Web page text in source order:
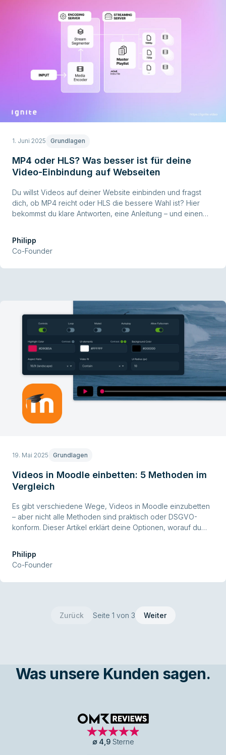
1. Juni 2025 Grundlagen
MP4 oder HLS? Was besser ist für deine
Video-Einbindung auf Webseiten
Du willst Videos auf deiner Website einbinden und fragst
dich, ob MP4 reicht oder HLS die bessere Wahl ist? Hier
bekommst du klare Antworten, eine Anleitung – und einen
Philipp
Co-Founder
19. Mai 2025 Grundlagen
Videos in Moodle einbetten: 5 Methoden im
Vergleich
Es gibt verschiedene Wege, Videos in Moodle einzubetten
– aber nicht alle Methoden sind praktisch oder DSGVO-
konform. Dieser Artikel erklärt deine Optionen, worauf du
einbettest.
Philipp
Co-Founder
Zurück Seite 1 von 3 Weiter
Was unsere Kunden sagen.
OMR Reviews
∅ 4,9 Sterne